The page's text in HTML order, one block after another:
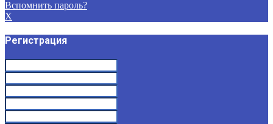
Вспомнить пароль?
X
Регистрация